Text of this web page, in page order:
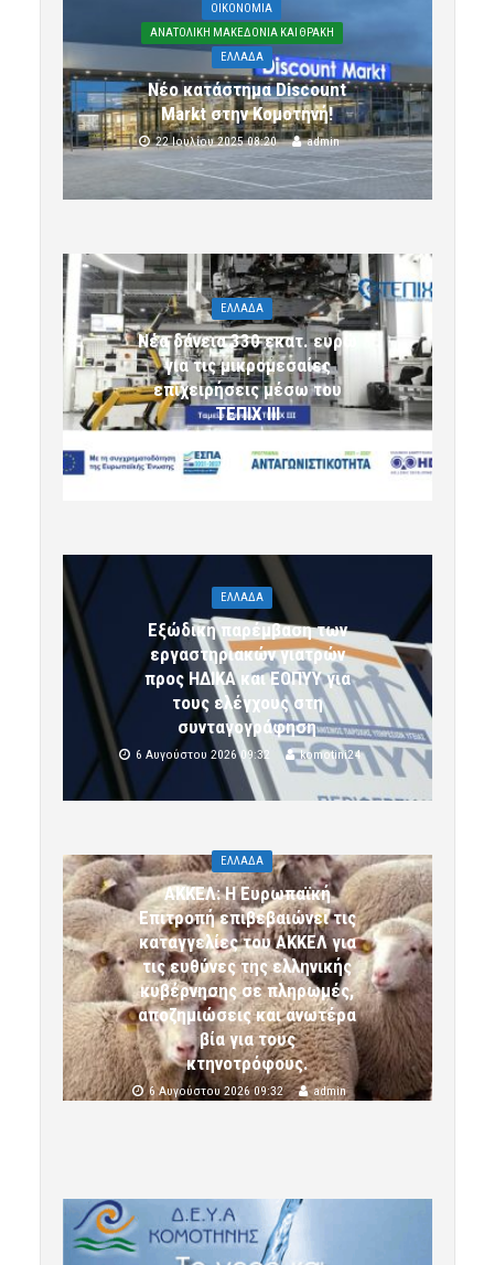
OIKONOMIA
ΑΝΑΤΟΛΙΚΗ ΜΑΚΕΔΟΝΙΑ ΚΑΙ ΘΡΑΚΗ
ΕΛΛΑΔΑ
Νέο κατάστημα Discount
Markt στην Κομοτηνή!
22 Ιουλίου 2025 08:20 admin
ΕΛΛΑΔΑ
Νέα δάνεια 330 εκατ. ευρώ
για τις μικρομεσαίες
επιχειρήσεις μέσω του
ΤΕΠΙΧ ΙΙΙ
ΕΛΛΑΔΑ
Εξώδικη παρέμβαση των
εργαστηριακών γιατρών
προς ΗΔΙΚΑ και ΕΟΠΥΥ για
τους ελέγχους στη
συνταγογράφηση
6 Αυγούστου 2026 09:32 komotini24
ΕΛΛΑΔΑ
ΑΚΚΕΛ: Η Ευρωπαϊκή
Επιτροπή επιβεβαιώνει τις
καταγγελίες του ΑΚΚΕΛ για
τις ευθύνες της ελληνικής
κυβέρνησης σε πληρωμές,
αποζημιώσεις και ανωτέρα
βία για τους
κτηνοτρόφους.
6 Αυγούστου 2026 09:32 admin